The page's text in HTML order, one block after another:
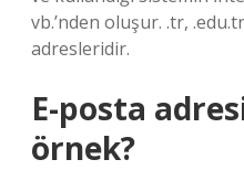
vb.’nden oluşur. .tr,
adresleridir.
E-posta
örnek?